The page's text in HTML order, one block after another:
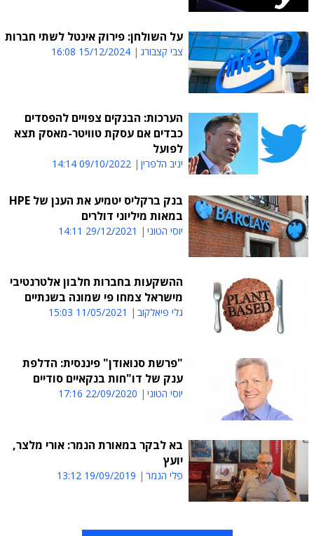
על השולחן: פירוק אינטל לשתי חברות
צבי קצבורג 15/12/2024 16:08
הערכות: הבנקים צפויים להפסדים
כבדים אם עסקת טוויטר-מאסק תצא
לפועל
יניב הלפרין 09/10/2022 14:14
בנק ברקליס יטמיע את הענן של HPE
במאות מיליוני דולרים
יוסי הטוני 29/12/2021 14:11
ההשקעות בחברות חלבון אלטרנטיבי
מישראל צמחו פי שמונה בשנתיים
גלי פיאלקוב 11/05/2021 15:03
"פרשת סנואודן" פיננסית: הדלפת
ענק של דו"חות בנקאיים סודיים
יוסי הטוני 22/09/2020 17:16
בא לבקר במאורת הנמר: אורי מלצר,
יועץ
פלי הנמר 19/09/2019 13:12